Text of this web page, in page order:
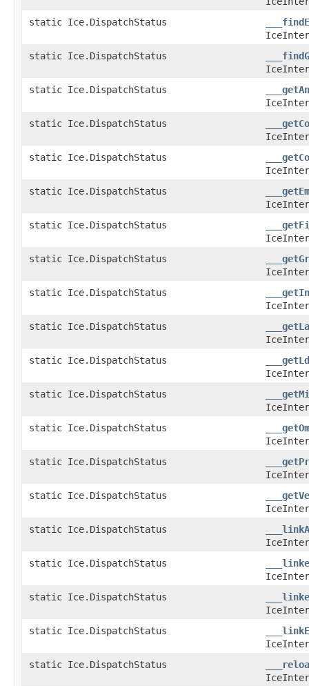
static Ice.DispatchStatus
static Ice.DispatchStatus
static Ice.DispatchStatus
static Ice.DispatchStatus
static Ice.DispatchStatus
static Ice.DispatchStatus
static Ice.DispatchStatus
static Ice.DispatchStatus
static Ice.DispatchStatus
static Ice.DispatchStatus
static Ice.DispatchStatus
static Ice.DispatchStatus
static Ice.DispatchStatus
static Ice.DispatchStatus
static Ice.DispatchStatus
static Ice.DispatchStatus
static Ice.DispatchStatus
static Ice.DispatchStatus
static Ice.DispatchStatus
static Ice.DispatchStatus